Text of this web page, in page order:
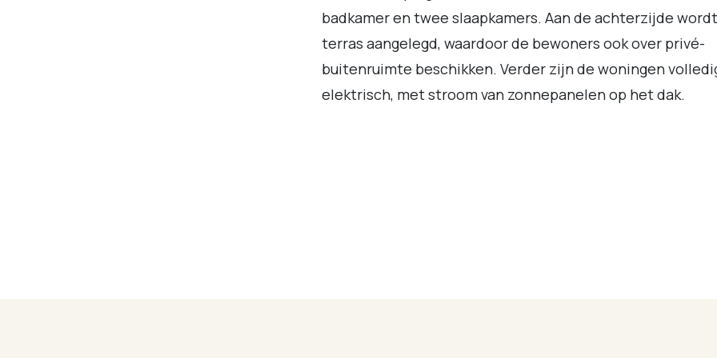
badkamer en twee slaapkamers. Aan de achterzijde
terras aangelegd, waardoor de bewoners ook over privé-
buitenruimte beschikken. Verder zijn de woningen
elektrisch, met stroom van zonnepanelen op het dak.